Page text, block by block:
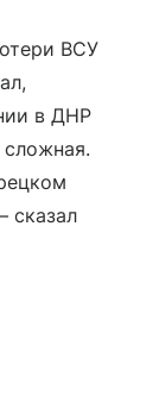
ВСУ
в ДНР
сказал